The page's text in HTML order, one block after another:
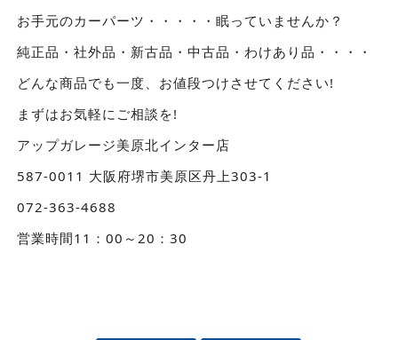
お手元のカーパーツ・・・・・眠っていませんか？
純正品・社外品・新古品・中古品・わけあり品・・・・
どんな商品でも一度、お値段つけさせてください!
まずはお気軽にご相談を!
アップガレージ美原北インター店
587-0011 大阪府堺市美原区丹上303-1
072-363-4688
営業時間11：00～20：30